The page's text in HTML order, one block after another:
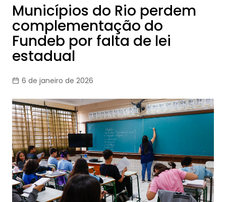
Municípios do Rio perdem
complementação do
Fundeb por falta de lei
estadual
6 de janeiro de 2026